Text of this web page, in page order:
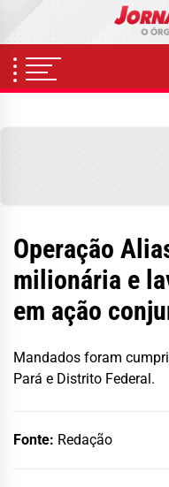
content
Operação
milionária e
em ação
Mandados foram
Pará e Distrito Federal.
Fonte: Redação